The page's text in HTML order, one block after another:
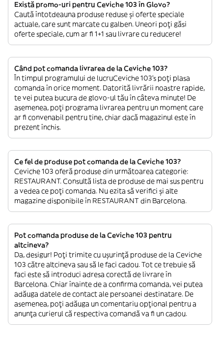
Există promo-uri pentru Ceviche 103 în Glovo?
Caută întotdeauna produse reduse și oferte speciale
actuale, care sunt marcate cu galben. Uneori poți găsi
oferte speciale, cum ar fi 1+1 sau livrare cu reducere!
Când pot comanda livrarea de la Ceviche 103?
În timpul programului de lucruCeviche 103’s poți plasa
comanda în orice moment. Datorită livrării noastre rapide,
te vei putea bucura de glovo-ul tău în câteva minute! De
asemenea, poți programa livrarea pentru un moment care
ar fi convenabil pentru tine, chiar dacă magazinul este în
prezent închis.
Ce fel de produse pot comanda de la Ceviche 103?
Ceviche 103 oferă produse din următoarea categorie:
RESTAURANT. Consultă lista de produse de mai sus pentru
a vedea ce poți comanda. Nu ezita să verifici și alte
magazine disponibile în RESTAURANT din Barcelona.
Pot comanda produse de la Ceviche 103 pentru
altcineva?
Da, desigur! Poți trimite cu ușurință produse de la Ceviche
103 către altcineva sau să le faci cadou. Tot ce trebuie să
faci este să introduci adresa corectă de livrare în
Barcelona. Chiar înainte de a confirma comanda, vei putea
adăuga datele de contact ale persoanei destinatare. De
asemenea, poți adăuga un comentariu opțional pentru a
anunța curierul că respectiva comandă va fi un cadou.